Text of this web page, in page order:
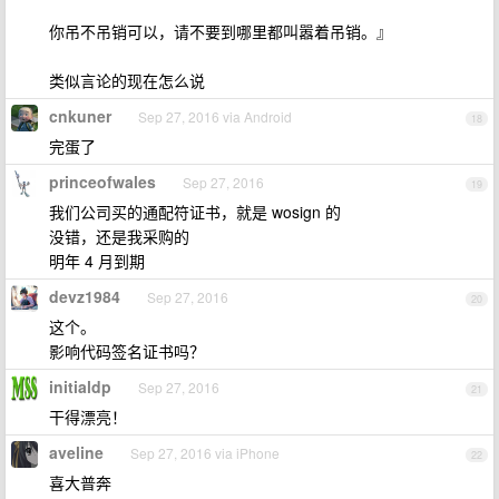
你吊不吊销可以，请不要到哪里都叫嚣着吊销。』
类似言论的现在怎么说
18
cnkuner Sep 27, 2016 via Android
完蛋了
19
princeofwales Sep 27, 2016
我们公司买的通配符证书，就是 wosign 的
没错，还是我采购的
明年 4 月到期
20
devz1984 Sep 27, 2016
这个。
影响代码签名证书吗？
21
initialdp Sep 27, 2016
干得漂亮！
22
aveline Sep 27, 2016 via iPhone
喜大普奔